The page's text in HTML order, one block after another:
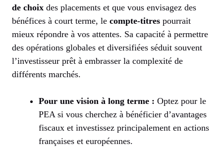
de choix des placements et que vous envisagez des
bénéfices à court terme, le compte-titres pourrait
mieux répondre à vos attentes. Sa capacité à permettre
des opérations globales et diversifiées séduit souvent
l’investisseur prêt à embrasser la complexité de
différents marchés.
Pour une vision à long terme : Optez pour le
PEA si vous cherchez à bénéficier d’avantages
fiscaux et investissez principalement en actions
françaises et européennes.